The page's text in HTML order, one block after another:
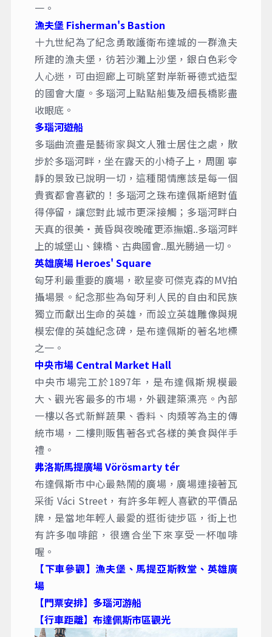
一。
漁夫堡 Fisherman's Bastion
十九世紀為了紀念勇敢護衛布達城的一群漁夫
所建的漁夫堡，彷若沙灘上沙堡，銀白色彩令
人心迷，可由迴廊上可眺望對岸新哥德式造型
的國會大廈。多瑙河上點點船隻及細長橋影盡
收眼底。
多瑙河遊船
多瑙曲流盡是藝術家與文人雅士居住之處，散
步於多瑙河畔，坐在露天的小椅子上，周圍 寧
靜的景致已說明一切，這種閒情應該是每一個
貴賓都會喜歡的！多瑙河之珠布達佩斯絕對值
得停留，讓您對此城市更深接觸；多瑙河畔白
天真的很美‧黃昏與夜晚確更添撫媚..多瑙河畔
上的城堡山、鍊橋、古典國會..風光勝過一切。
英雄廣場 Heroes' Square
匈牙利最重要的廣場，歌星麥可傑克森的MV拍
攝場景。紀念那些為匈牙利人民的自由和民族
獨立而獻出生命的英雄，而設立英雄雕像與規
模宏偉的英雄紀念碑，是布達佩斯的著名地標
之一。
中央市場 Central Market Hall
中央市場完工於1897年，是布達佩斯規模最
大、觀光客最多的市場，外觀建築漂亮。內部
一樓以各式新鮮蔬果、香料、肉類等為主的傳
統市場，二樓則販售著各式各樣的美食與伴手
禮。
弗洛斯馬提廣場 Vörösmarty tér
布達佩斯市中心最熱鬧的廣場，廣場連接著瓦
采街 Váci Street，有許多年輕人喜歡的平價品
牌，是當地年輕人最愛的逛街徒步區，街上也
有許多咖啡館，很適合坐下來享受一杯咖啡
喔。
【下車參觀】漁夫堡、馬提亞斯教堂、英雄廣
場
【門票安排】多瑙河游船
【行車距離】布達佩斯市區觀光